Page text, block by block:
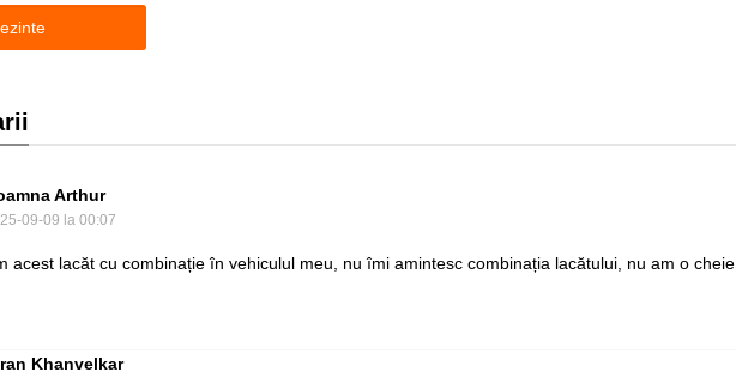
Arthur
09-09 la 00:07
acest lacăt cu combinație în vehiculul meu, nu îmi amintesc combinația lacătului, nu am o cheie.
Khanvelkar